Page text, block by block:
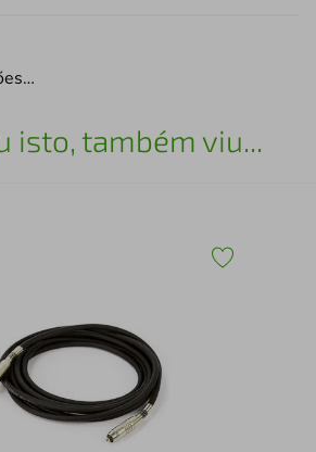
isto, também viu...